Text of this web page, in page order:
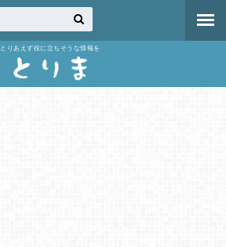
とりあえず役に立ちそうな情報を